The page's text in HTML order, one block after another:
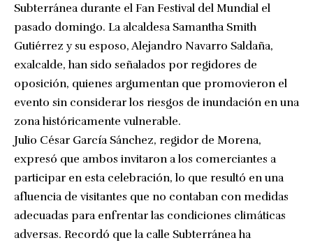
Subterránea durante el Fan Festival del Mundial el
pasado domingo. La alcaldesa Samantha Smith
Gutiérrez y su esposo, Alejandro Navarro Saldaña,
exalcalde, han sido señalados por regidores de
oposición, quienes argumentan que promovieron el
evento sin considerar los riesgos de inundación en una
zona históricamente vulnerable.
Julio César García Sánchez, regidor de Morena,
expresó que ambos invitaron a los comerciantes a
participar en esta celebración, lo que resultó en una
afluencia de visitantes que no contaban con medidas
adecuadas para enfrentar las condiciones climáticas
adversas. Recordó que la calle Subterránea ha